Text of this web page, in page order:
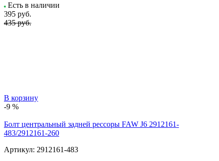
Есть в наличии
395 руб.
435 руб.
В корзину
-9 %
Болт центральный задней рессоры FAW J6 2912161-
483/2912161-260
Артикул: 2912161-483